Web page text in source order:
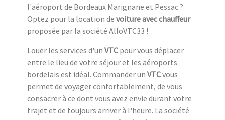
l'aéroport de Bordeaux Marignane et Pessac ?
Optez pour la location de voiture avec chauffeur
proposée par la société AlloVTC33 !
Louer les services d'un VTC pour vous déplacer
entre le lieu de votre séjour et les aéroports
bordelais est idéal. Commander un VTCvous
permet de voyager confortablement, de vous
consacrer à ce dont vous avez envie durant votre
trajet et de toujours arriver à l'heure. La société